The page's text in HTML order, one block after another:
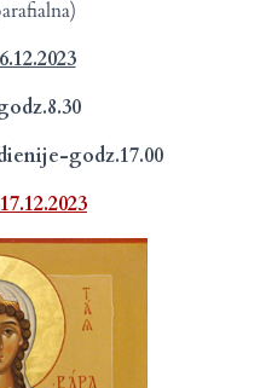
godz.17.00